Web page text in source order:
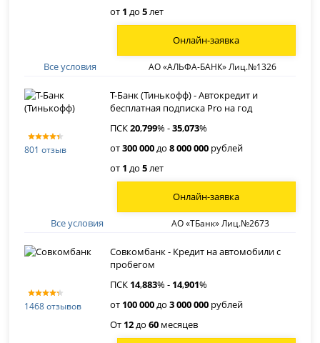
от 1 до5лет
Все условия АО «АЛЬФА-БАНК» Лиц.№1326
Онлайн-заявка
801 отзыв
Т-Банк (Тинькофф) - Автокредит и
бесплатная подписка Pro на год
ПСК20,799% -35,073%
от300 000до8 000 000 рублей
от 1 до5лет
Все условия АО «ТБанк» Лиц.№2673
Онлайн-заявка
1468 отзывов
Совкомбанк - Кредит на автомобили с
пробегом
ПСК 14,883% - 14,901%
от 100 000до3 000 000 рублей
От 12до60 месяцев